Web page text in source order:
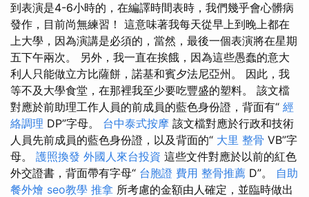
到表演是4-6小時的，在編譯時間表時，我們幾乎會心髒病
發作，目前尚無練習！ 這意味著我每天從早上到晚上都在
上大學，因為演講是必須的，當然，最後一個表演將在星期
五下午兩次。 另外，我一直在挨餓，因為這些愚蠢的意大
利人只能做立方比薩餅，諾基和賓夕法尼亞州。 因此，我
等不及大學食堂，在那裡我至少要吃豐盛的塑料。 該文檔
對應於前助理工作人員的前成員的藍色身份證，背面有“ 經
絡調理 DP”字母。 台中泰式按摩 該文檔對應於行政和技術
人員先前成員的藍色身份證，以及背面的“ 大里 整骨 VB”字
母。 護照換發 外國人來台投資 這些文件對應於以前的紅色
外交證書，背面帶有字母“ 台胞證 費用 整骨推薦 D”。 自助
餐外燴 seo教學 推拿 所考慮的金額由人確定，並臨時做出